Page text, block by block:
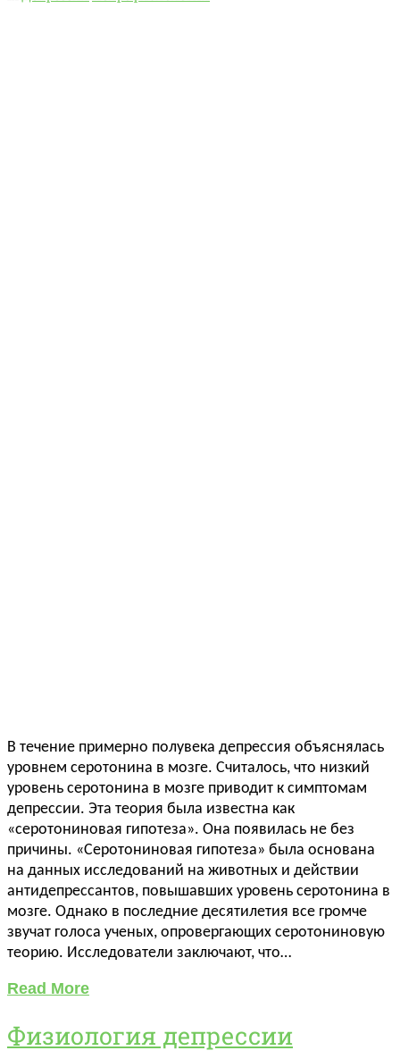
В течение примерно полувека депрессия объяснялась
уровнем серотонина в мозге. Считалось, что низкий
уровень серотонина в мозге приводит к симптомам
депрессии. Эта теория была известна как
«серотониновая гипотеза». Она появилась не без
причины. «Серотониновая гипотеза» была основана
на данных исследований на животных и действии
антидепрессантов, повышавших уровень серотонина в
мозге. Однако в последние десятилетия все громче
звучат голоса ученых, опровергающих серотониновую
теорию. Исследователи заключают, что…
Read More
Физиология депрессии